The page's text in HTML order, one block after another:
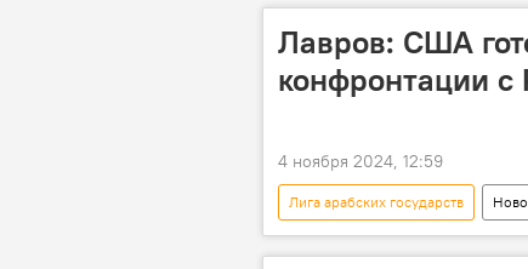
Лавров: США
конфронтации с
4 ноября 2024, 12:59
Лига арабских государств
МИД России
США